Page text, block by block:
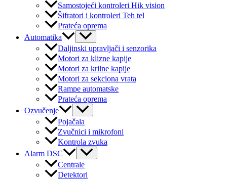
Samostojeći kontroleri Hik vision
Šifratori i kontroleri Teh tel
Prateća oprema
Automatika
Menu
Toggle
Daljinski upravljači i senzorika
Motori za klizne kapije
Motori za krilne kapije
Motori za sekciona vrata
Rampe automatske
Prateća oprema
Ozvučenje
Menu
Toggle
Pojačala
Zvučnici i mikrofoni
Kontrola zvuka
Alarm DSC
Menu
Toggle
Centrale
Detektori